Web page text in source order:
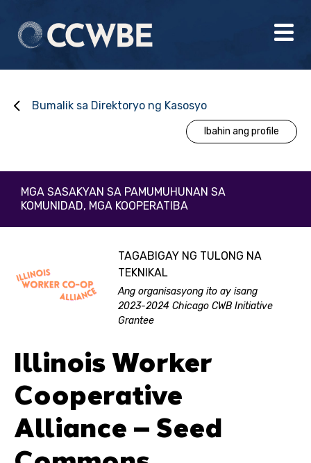
Bumalik sa Direktoryo ng Kasosyo
Ibahin ang profile
MGA SASAKYAN SA PAMUMUHUNAN SA
KOMUNIDAD, MGA KOOPERATIBA
TAGABIGAY NG TULONG NA
TEKNIKAL
Ang organisasyong ito ay isang
2023-2024 Chicago CWB Initiative
Grantee
Illinois Worker
Cooperative
Alliance – Seed